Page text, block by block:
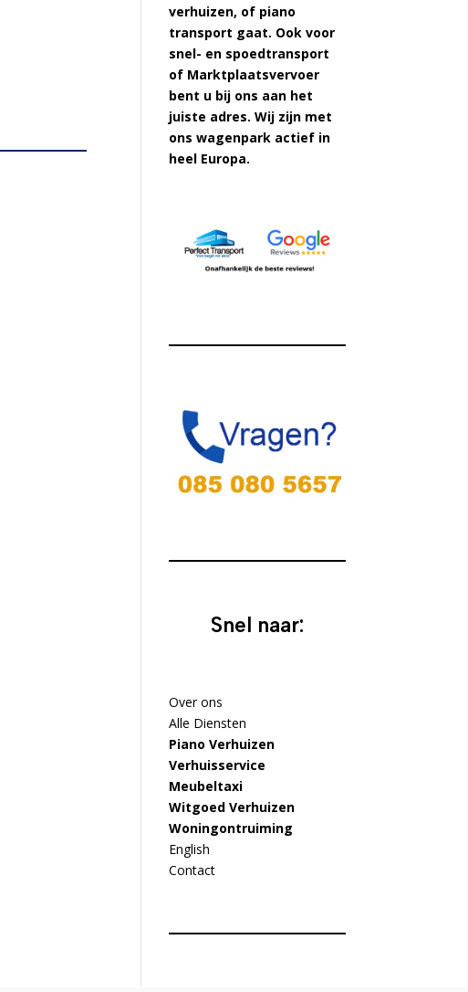
verhuizen, of piano
transport gaat. Ook voor
snel- en spoedtransport
of Marktplaatsvervoer
bent u bij ons aan het
juiste adres. Wij zijn met
ons wagenpark actief in
heel Europa.
Snel naar:
Over ons
Alle Diensten
Piano Verhuizen
Verhuisservice
Meubeltaxi
Witgoed Verhuizen
Woningontruiming
English
Contact